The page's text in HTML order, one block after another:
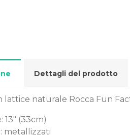
Dettagli del prodotto
lattice naturale Rocca Fun
13" (33cm)
metallizzati